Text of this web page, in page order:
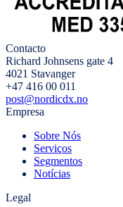
Contacto
Richard Johnsens gate 4
4021 Stavanger
+47 416 00 011
post@nordicdx.no
Empresa
Sobre Nós
Serviços
Segmentos
Notícias
Legal